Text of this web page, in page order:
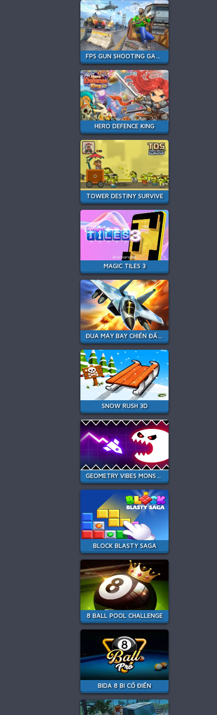
FPS GUN SHOOTING GAME 3D
HERO DEFENCE KING
TOWER DESTINY SURVIVE
MAGIC TILES 3
ĐUA MÁY BAY CHIẾN ĐẤU PHẢN LỰC
SNOW RUSH 3D
GEOMETRY VIBES MONSTER
BLOCK BLASTY SAGA
8 BALL POOL CHALLENGE
BIDA 8 BI CỔ ĐIỂN